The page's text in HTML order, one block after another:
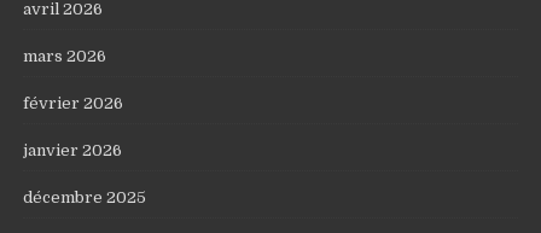
avril 2026
mars 2026
février 2026
janvier 2026
décembre 2025